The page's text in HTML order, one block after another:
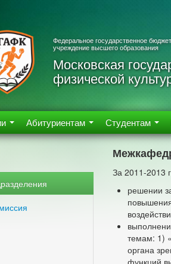
Федеральное государственное
учреждение высшего образования
Московская
физической
Абитуриентам Студентам
За 2011-2013
решении
темам: 1)
органа
функций